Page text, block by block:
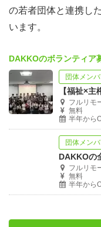
の若者団体と連携し
います。
DAKKOのボランティア
団体メン
フルリモ
無料
半年から
団体メン
DAKKOの
フルリモ
無料
半年から